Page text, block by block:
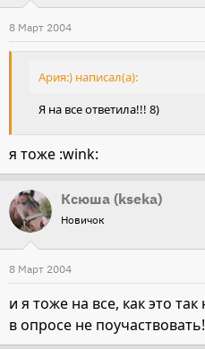
8 Март 2004
Ария:) написал(а):
Я на все ответила!!! 8)
я тоже :wink:
Ксюша (kseka)
Новичок
8 Март 2004
и я тоже на все, как это
в опросе не